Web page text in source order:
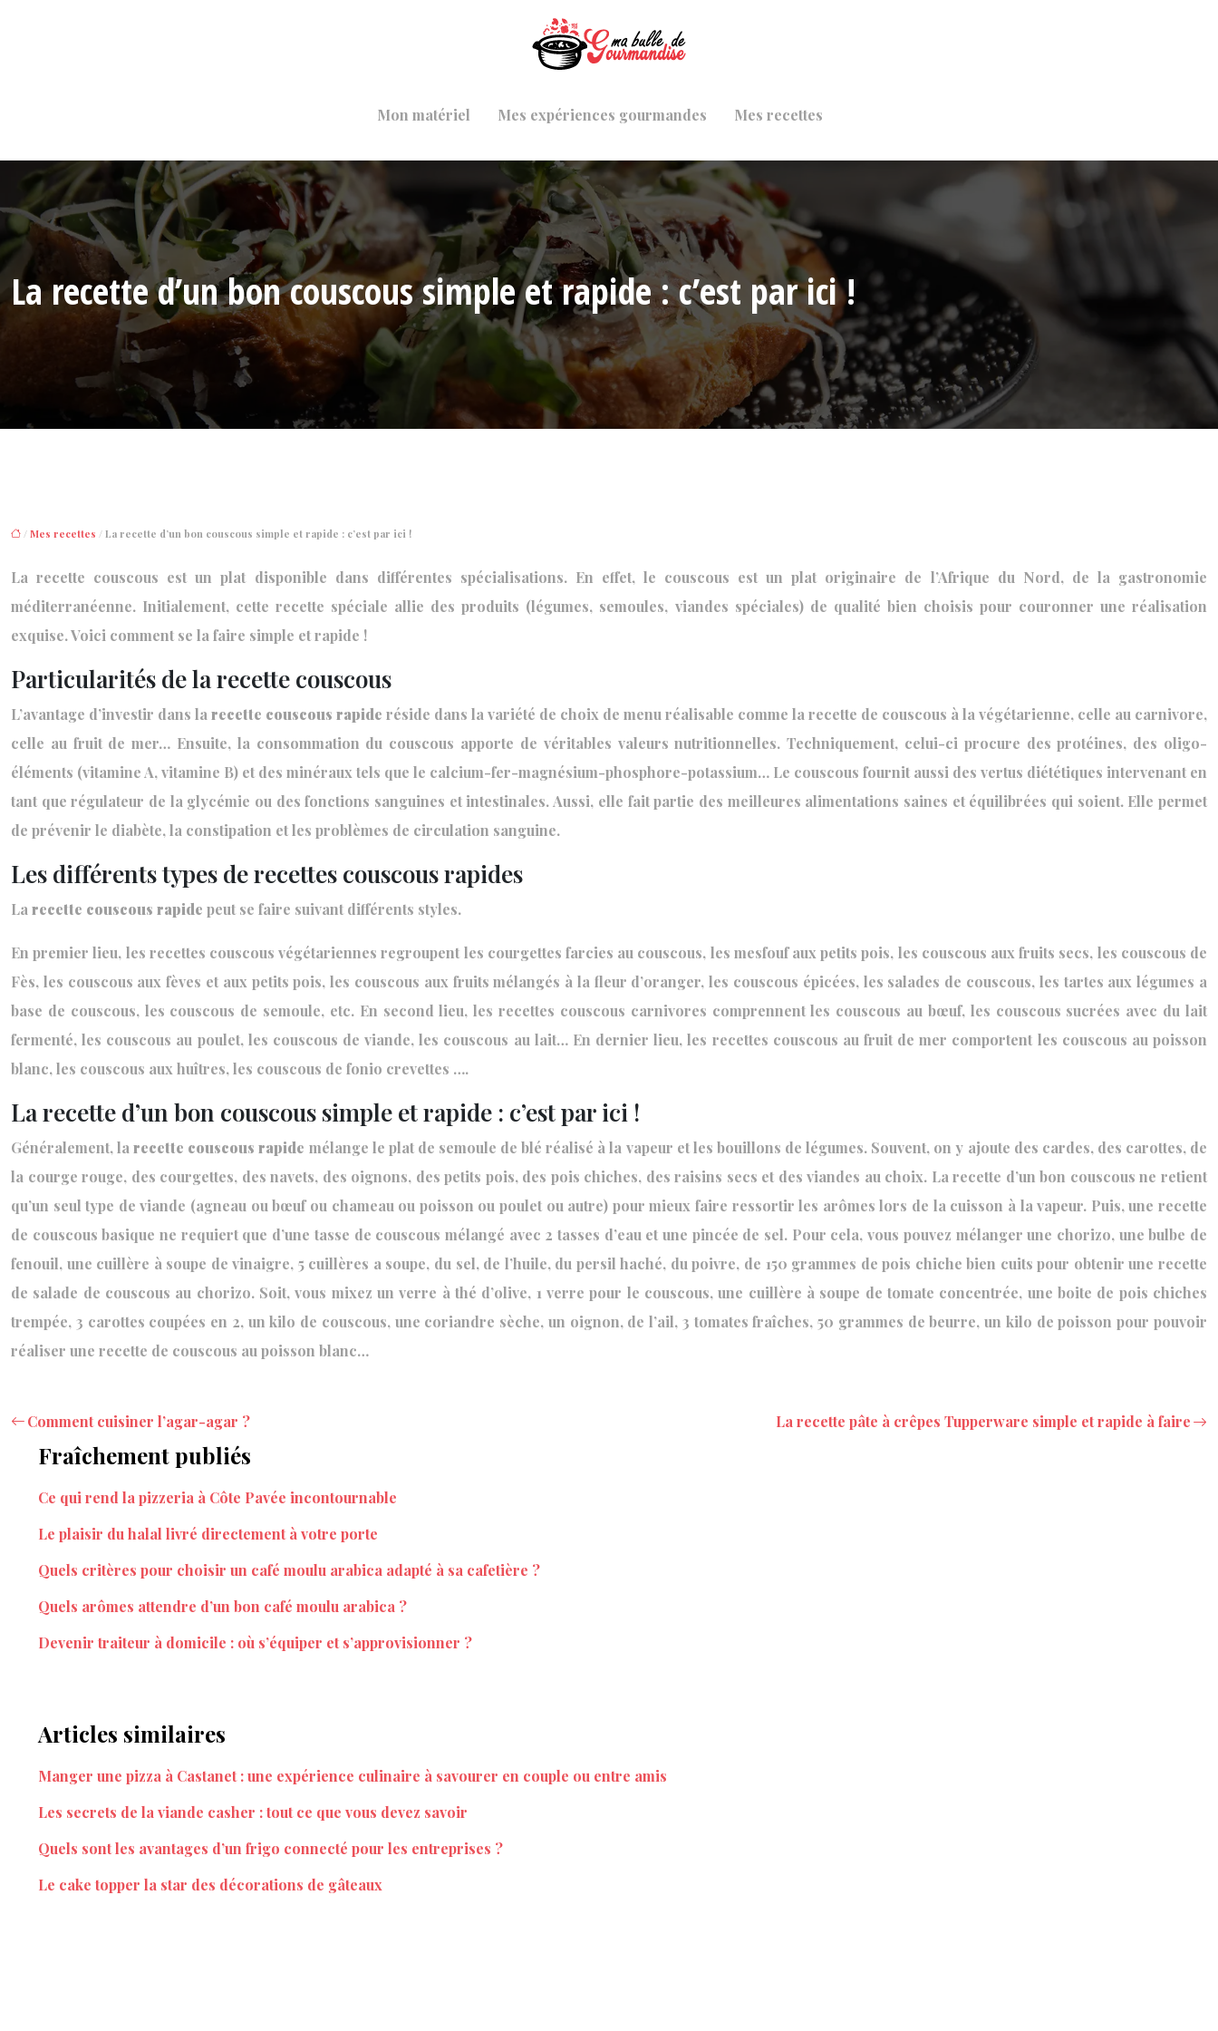
Mon matériel Mes expériences gourmandes Mes recettes
La recette d’un bon couscous simple et rapide : c’est par ici !
/ Mes recettes / La recette d’un bon couscous simple et rapide : c’est par ici !
La recette couscous est un plat disponible dans différentes spécialisations. En effet, le couscous est un plat originaire de l’Afrique du Nord, de la gastronomie
méditerranéenne. Initialement, cette recette spéciale allie des produits (légumes, semoules, viandes spéciales) de qualité bien choisis pour couronner une réalisation
exquise. Voici comment se la faire simple et rapide !
Particularités de la recette couscous
L’avantage d’investir dans la recette couscous rapide réside dans la variété de choix de menu réalisable comme la recette de couscous à la végétarienne, celle au carnivore,
celle au fruit de mer… Ensuite, la consommation du couscous apporte de véritables valeurs nutritionnelles. Techniquement, celui-ci procure des protéines, des oligo-
éléments (vitamine A, vitamine B) et des minéraux tels que le calcium-fer-magnésium-phosphore-potassium… Le couscous fournit aussi des vertus diététiques intervenant en
tant que régulateur de la glycémie ou des fonctions sanguines et intestinales. Aussi, elle fait partie des meilleures alimentations saines et équilibrées qui soient. Elle permet
de prévenir le diabète, la constipation et les problèmes de circulation sanguine.
Les différents types de recettes couscous rapides
La recette couscous rapide peut se faire suivant différents styles.
En premier lieu, les recettes couscous végétariennes regroupent les courgettes farcies au couscous, les mesfouf aux petits pois, les couscous aux fruits secs, les couscous de
Fès, les couscous aux fèves et aux petits pois, les couscous aux fruits mélangés à la fleur d’oranger, les couscous épicées, les salades de couscous, les tartes aux légumes a
base de couscous, les couscous de semoule, etc. En second lieu, les recettes couscous carnivores comprennent les couscous au bœuf, les couscous sucrées avec du lait
fermenté, les couscous au poulet, les couscous de viande, les couscous au lait… En dernier lieu, les recettes couscous au fruit de mer comportent les couscous au poisson
blanc, les couscous aux huîtres, les couscous de fonio crevettes ….
La recette d’un bon couscous simple et rapide : c’est par ici !
Généralement, larecette couscous rapide mélange le plat de semoule de blé réalisé à la vapeur et les bouillons de légumes. Souvent, on y ajoute des cardes, des carottes, de
la courge rouge, des courgettes, des navets, des oignons, des petits pois, des pois chiches, des raisins secs et des viandes au choix. La recette d’un bon couscous ne retient
qu’un seul type de viande (agneau ou bœuf ou chameau ou poisson ou poulet ou autre) pour mieux faire ressortir les arômes lors de la cuisson à la vapeur. Puis, une recette
de couscous basique ne requiert que d’une tasse de couscous mélangé avec 2 tasses d’eau et une pincée de sel. Pour cela, vous pouvez mélanger une chorizo, une bulbe de
fenouil, une cuillère à soupe de vinaigre, 5 cuillères a soupe, du sel, de l’huile, du persil haché, du poivre, de 150 grammes de pois chiche bien cuits pour obtenir une recette
de salade de couscous au chorizo. Soit, vous mixez un verre à thé d’olive, 1 verre pour le couscous, une cuillère à soupe de tomate concentrée, une boite de pois chiches
trempée, 3 carottes coupées en 2, un kilo de couscous, une coriandre sèche, un oignon, de l’ail, 3 tomates fraîches, 50 grammes de beurre, un kilo de poisson pour pouvoir
réaliser une recette de couscous au poisson blanc…
Comment cuisiner l’agar-agar ? La recette pâte à crêpes Tupperware simple et rapide à faire
Fraîchement publiés
Ce qui rend la pizzeria à Côte Pavée incontournable
Le plaisir du halal livré directement à votre porte
Quels critères pour choisir un café moulu arabica adapté à sa cafetière ?
Quels arômes attendre d’un bon café moulu arabica ?
Devenir traiteur à domicile : où s’équiper et s’approvisionner ?
Articles similaires
Manger une pizza à Castanet : une expérience culinaire à savourer en couple ou entre amis
Les secrets de la viande casher : tout ce que vous devez savoir
Quels sont les avantages d’un frigo connecté pour les entreprises ?
Le cake topper la star des décorations de gâteaux